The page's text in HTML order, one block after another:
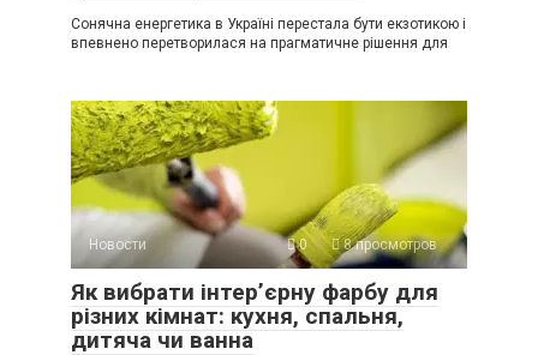
Сонячна енергетика в Україні перестала бути екзотикою і
впевнено перетворилася на прагматичне рішення для
Новости 0 8 просмотров
Як вибрати інтер’єрну фарбу для
різних кімнат: кухня, спальня,
дитяча чи ванна